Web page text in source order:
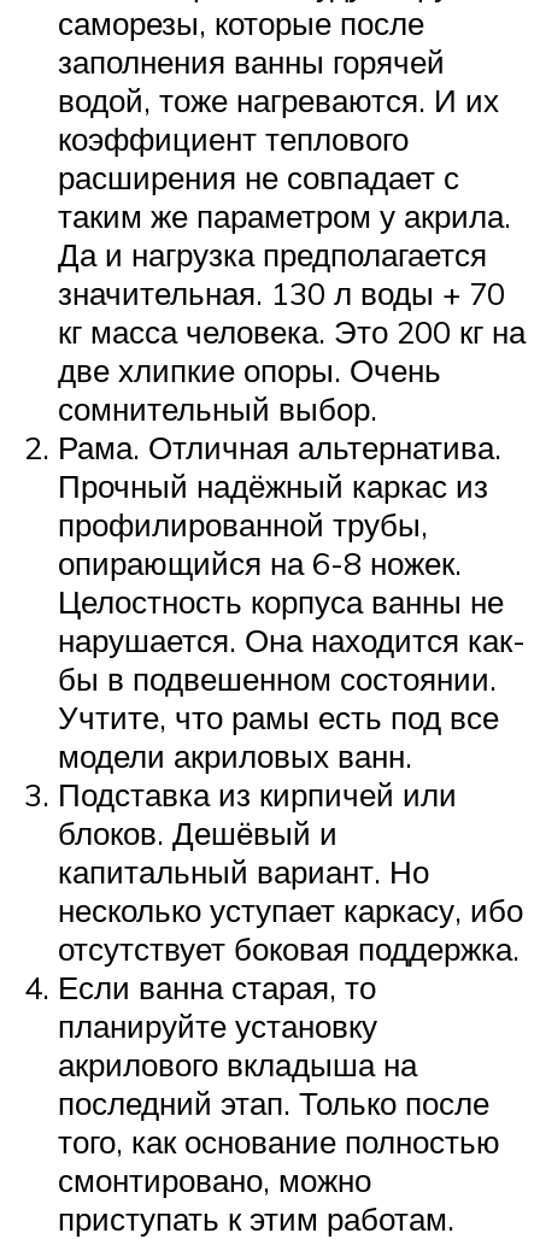
саморезы, которые после
заполнения ванны горячей
водой, тоже нагреваются. И их
коэффициент теплового
расширения не совпадает с
таким же параметром у акрила.
Да и нагрузка предполагается
значительная. 130 л воды + 70
кг масса человека. Это 200 кг на
две хлипкие опоры. Очень
сомнительный выбор.
Рама. Отличная альтернатива.
Прочный надёжный каркас из
профилированной трубы,
опирающийся на 6-8 ножек.
Целостность корпуса ванны не
нарушается. Она находится как-
бы в подвешенном состоянии.
Учтите, что рамы есть под все
модели акриловых ванн.
Подставка из кирпичей или
блоков. Дешёвый и
капитальный вариант. Но
несколько уступает каркасу, ибо
отсутствует боковая поддержка.
Если ванна старая, то
планируйте установку
акрилового вкладыша на
последний этап. Только после
того, как основание полностью
смонтировано, можно
приступать к этим работам.